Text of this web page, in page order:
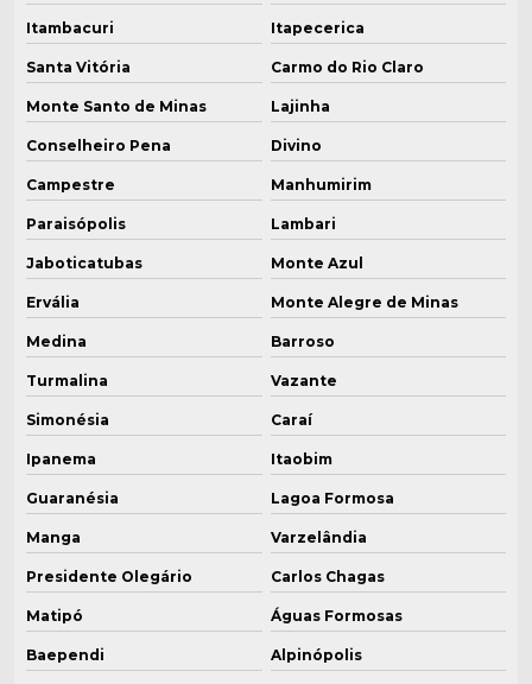
Itambacuri Itapecerica
Santa Vitória Carmo do Rio Claro
Monte Santo de Minas Lajinha
Conselheiro Pena Divino
Campestre Manhumirim
Paraisópolis Lambari
Jaboticatubas Monte Azul
Ervália Monte Alegre de Minas
Medina Barroso
Turmalina Vazante
Simonésia Caraí
Ipanema Itaobim
Guaranésia Lagoa Formosa
Manga Varzelândia
Presidente Olegário Carlos Chagas
Matipó Águas Formosas
Baependi Alpinópolis